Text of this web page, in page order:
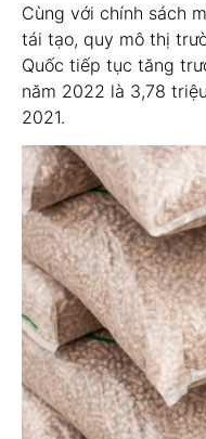
Cùng với chính sách
tái tạo, quy mô thị
Quốc tiếp tục tăng
năm 2022 là 3,78
2021.